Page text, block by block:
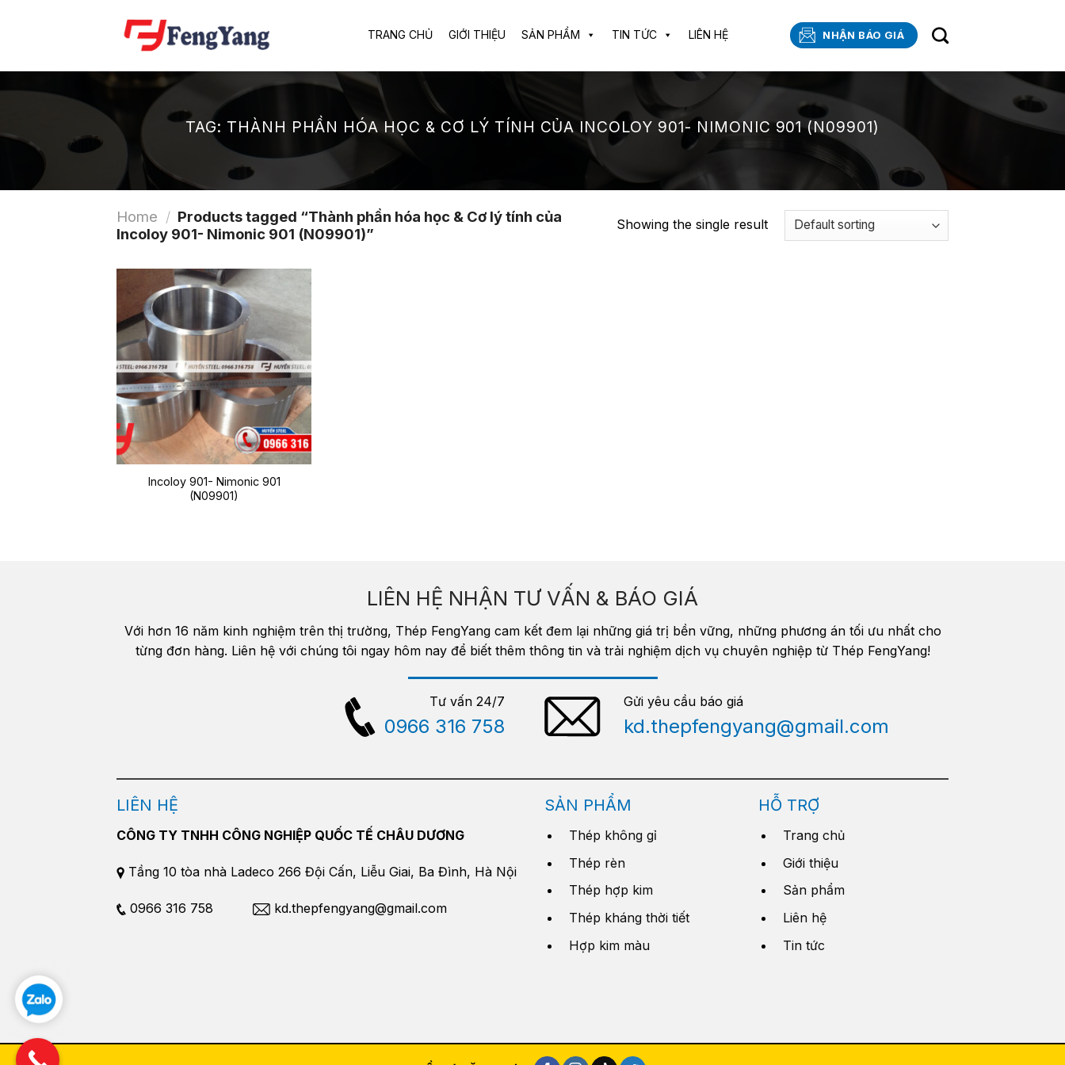
TRANG CHỦ GIỚI THIỆU SẢN PHẨM TIN TỨC LIÊN HỆ NHẬN BÁO GIÁ
TAG: THÀNH PHẦN HÓA HỌC & CƠ LÝ TÍNH CỦA INCOLOY 901- NIMONIC 901 (N09901)
Home / Products tagged “Thành phần hóa học & Cơ lý tính của
Incoloy 901- Nimonic 901 (N09901)”
Showing the single result
Incoloy 901- Nimonic 901
(N09901)
LIÊN HỆ NHẬN TƯ VẤN & BÁO GIÁ
Với hơn 16 năm kinh nghiệm trên thị trường, Thép FengYang cam kết đem lại những giá trị bền vững, những phương án tối ưu nhất cho
từng đơn hàng. Liên hệ với chúng tôi ngay hôm nay để biết thêm thông tin và trải nghiệm dịch vụ chuyên nghiệp từ Thép FengYang!
Tư vấn 24/7
0966 316 758
Gửi yêu cầu báo giá
kd.thepfengyang@gmail.com
LIÊN HỆ
CÔNG TY TNHH CÔNG NGHIỆP QUỐC TẾ CHÂU DƯƠNG
Tầng 10 tòa nhà Ladeco 266 Đội Cấn, Liễu Giai, Ba Đình, Hà Nội
0966 316 758 kd.thepfengyang@gmail.com
SẢN PHẨM
Thép không gỉ
Thép rèn
Thép hợp kim
Thép kháng thời tiết
Hợp kim màu
HỖ TRỢ
Trang chủ
Giới thiệu
Sản phẩm
Liên hệ
Tin tức